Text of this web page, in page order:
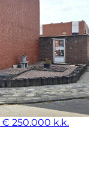
€ 250.000 k.k.